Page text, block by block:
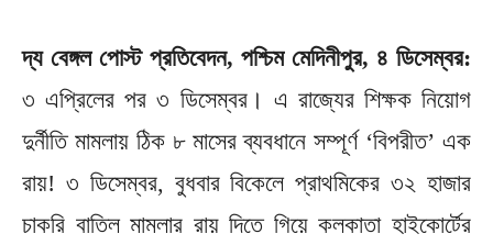
দ্য বেঙ্গল পোস্ট প্রতিবেদন, পশ্চিম মেদিনীপুর, ৪ ডিসেম্বর:
৩ এপ্রিলের পর ৩ ডিসেম্বর। এ রাজ্যের শিক্ষক নিয়োগ
দুর্নীতি মামলায় ঠিক ৮ মাসের ব্যবধানে সম্পূর্ণ ‘বিপরীত’ এক
রায়! ৩ ডিসেম্বর, বুধবার বিকেলে প্রাথমিকের ৩২ হাজার
চাকরি বাতিল মামলার রায় দিতে গিয়ে কলকাতা হাইকোর্টের